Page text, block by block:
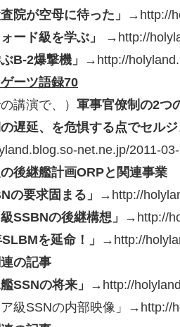
査院が空母に待った」→ http://
ォード級を学ぶ」 → http://
ぶB-2爆撃機」→ http://
ーツ語録70
講演で、） 軍事官僚制の2つ
遅延、を危惧する点でセル
net.ne.jp/2011-
後継艦計画ORPと関連事業
の要求固まる」→ http://
級SSBNの後継構想」→ http://
SLBMを延命！」→ http://
の記事
艦SSNの将来」→ http://
ア級SSNの内部映像」